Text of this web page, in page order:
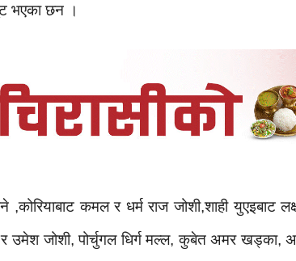
भएका छन ।
कमल र धर्म राज जोशी,शाही युएइबाट
जोशी, पोर्चुगल धिर्ग मल्ल, कुबेत अमर खड्का,